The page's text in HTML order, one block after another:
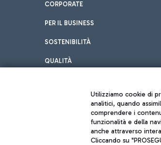
CORPORATE
PER IL BUSINESS
SOSTENIBILITÀ
QUALITÀ
Utilizziamo cookie di
analitici, quando
comprendere i
funzionalità e della
anche attraverso
Cliccando su